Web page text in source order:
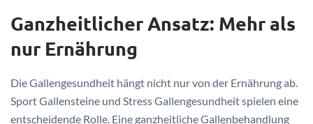
Ganzheitlicher Ansatz: Mehr als
nur Ernährung
Die Gallengesundheit hängt nicht nur von der Ernährung ab.
Sport Gallensteine und Stress Gallengesundheit spielen eine
entscheidende Rolle. Eine ganzheitliche Gallenbehandlung